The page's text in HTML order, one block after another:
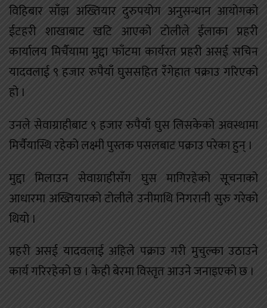
विहिबार साँझ अख्तियार दुरुपयोग अनुसन्धान आयोगको
ईटहरी शाखाबाट खटि आएको टोलीले ईलाका प्रहरी
कार्यालय मिर्चैयामा मुद्दा फाँटमा कार्यरत प्रहरी असई सचिन
यादवलाई ९ हजार रुपैयाँ घुससहित रँगेहात पक्राउ गरिएको
हो ।
उनले सेवाग्राहीबाट ९ हजार रुपैयाँ घुस लिसकेको अवस्थामा
मिर्चैयास्थि रहेको लक्ष्मी पुस्तक पसलबाट पक्राउ परेका हुन् ।
मुद्दा मिलाउन सेवाग्राहीसँग घुस मागिरहेको सूचनाको
आधारमा अख्तियारको टोलीले उनीमाथि निगरानी सुरु गरेको
थियो ।
प्रहरी असई यादवलाई अहिले पक्राउ गरी मुचुल्का उठाउने
कार्य गरिरहेको छ । केही बेरमा विस्तृत आउने जनाइएको छ ।